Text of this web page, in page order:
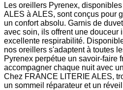
Les oreillers Pyrenex,
ALES à ALES, sont conçus pour
un confort absolu. Garnis de
avec soin, ils offrent une douceur
excellente respirabilité.
nos oreillers s'adaptent à toutes
Pyrenex perpétue un savoir-faire
accompagner chaque nuit avec
Chez FRANCE LITERIE ALES,
un sommeil réparateur et un